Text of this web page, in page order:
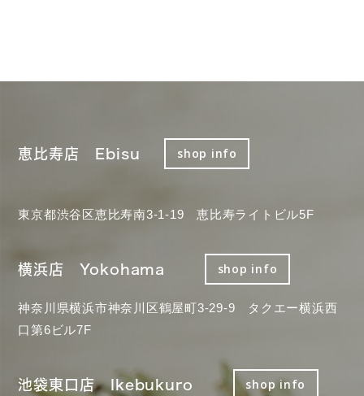
恵比寿店 Ebisu shop info
東京都渋谷区恵比寿南3-1-19 恵比寿ライトビル5F
横浜店 Yokohama shop info
神奈川県横浜市神奈川区鶴屋町3-29-9 タクエー横浜西
口第6ビル7F
池袋東口店 Ikebukuro shop info